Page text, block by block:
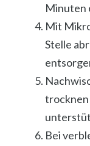
Minuten
Mit
Stelle
trocknen
Bei